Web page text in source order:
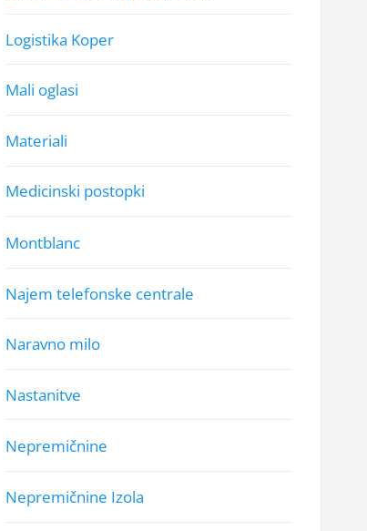
Logistika Koper
Mali oglasi
Materiali
Medicinski postopki
Montblanc
Najem telefonske centrale
Naravno milo
Nastanitve
Nepremičnine
Nepremičnine Izola